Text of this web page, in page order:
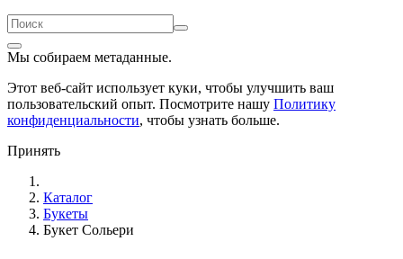
Мы собираем метаданные.
Этот веб-сайт использует куки, чтобы улучшить ваш
пользовательский опыт. Посмотрите нашу Политику
конфиденциальности, чтобы узнать больше.
Принять
Каталог
Букеты
Букет Сольери